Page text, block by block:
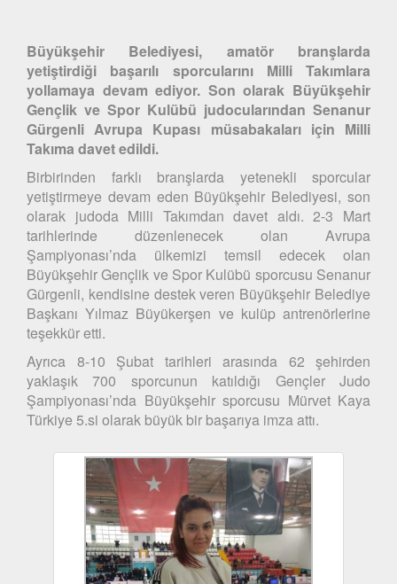
Büyükşehir Belediyesi, amatör branşlarda
yetiştirdiği başarılı sporcularını Milli Takımlara
yollamaya devam ediyor. Son olarak Büyükşehir
Gençlik ve Spor Kulübü judocularından Senanur
Gürgenli Avrupa Kupası müsabakaları için Milli
Takıma davet edildi.
Birbirinden farklı branşlarda yetenekli sporcular
yetiştirmeye devam eden Büyükşehir Belediyesi, son
olarak judoda Milli Takımdan davet aldı. 2-3 Mart
tarihlerinde düzenlenecek olan Avrupa
Şampiyonası’nda ülkemizi temsil edecek olan
Büyükşehir Gençlik ve Spor Kulübü sporcusu Senanur
Gürgenli, kendisine destek veren Büyükşehir Belediye
Başkanı Yılmaz Büyükerşen ve kulüp antrenörlerine
teşekkür etti.
Ayrıca 8-10 Şubat tarihleri arasında 62 şehirden
yaklaşık 700 sporcunun katıldığı Gençler Judo
Şampiyonası’nda Büyükşehir sporcusu Mürvet Kaya
Türkiye 5.si olarak büyük bir başarıya imza attı.